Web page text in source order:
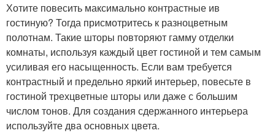
Хотите повесить максимально контрастные ив
гостиную? Тогда присмотритесь к разноцветным
полотнам. Такие шторы повторяют гамму отделки
комнаты, используя каждый цвет гостиной и тем самым
усиливая его насыщенность. Если вам требуется
контрастный и предельно яркий интерьер, повесьте в
гостиной трехцветные шторы или даже с большим
числом тонов. Для создания сдержанного интерьера
используйте два основных цвета.